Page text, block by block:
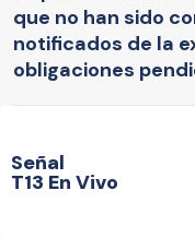
que no han sido
notificados de la
obligaciones
Señal
T13 En Vivo